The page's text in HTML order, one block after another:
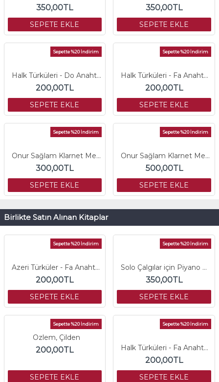
350,00TL
SEPETE EKLE
350,00TL
SEPETE EKLE
Sepette %20 İndirim
Halk Türküleri - Do Anahtarlı Çalgı Partisi
200,00TL
SEPETE EKLE
Sepette %20 İndirim
Halk Türküleri - Fa Anahtarlı Çalgı Partisi
200,00TL
SEPETE EKLE
Sepette %20 İndirim
Onur Sağlam Klarnet Metodu-2
300,00TL
SEPETE EKLE
Sepette %20 İndirim
Onur Sağlam Klarnet Metodu-1
500,00TL
SEPETE EKLE
Birlikte Satın Alınan Kitaplar
Sepette %20 İndirim
Azeri Türküler - Fa Anahtarlı Çalgı Partisi
200,00TL
SEPETE EKLE
Sepette %20 İndirim
Solo Çalgılar için Piyano Eşlikli Azeri Türküler
350,00TL
SEPETE EKLE
Sepette %20 İndirim
Ozlem, Çilden
200,00TL
SEPETE EKLE
Sepette %20 İndirim
Halk Türküleri - Fa Anahtarlı Çalgı Partisi
200,00TL
SEPETE EKLE